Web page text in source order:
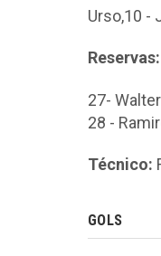
Urso,10 -
Reservas:
27-
28 -
Técnico:
GOLS